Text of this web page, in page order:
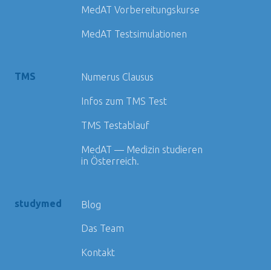
MedAT Vorbereitungskurse
MedAT Testsimulationen
TMS Numerus Clausus
Infos zum TMS Test
TMS Testablauf
MedAT — Medizin studieren
in Österreich.
studymed Blog
Das Team
Kontakt